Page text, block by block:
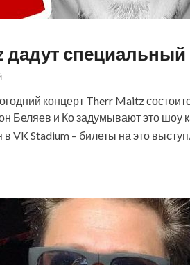
дадут
концерт Therr Maitz
Беляев и Ко задумывают это шоу
в VK Stadium – билеты на это